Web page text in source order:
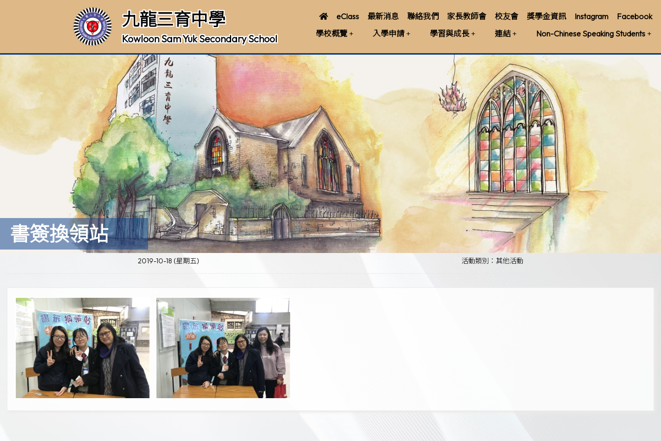
九龍三育中學
Kowloon Sam Yuk Secondary School
eClass 最新消息 聯絡我們 家長教師會 校友會 獎學金資訊 Instagram
Facebook
學校概覽
入學申請 學習與成長 連結 Non-Chinese Speaking Students
書簽換領站
2019-10-18 (星期五) 活動類別：其他活動